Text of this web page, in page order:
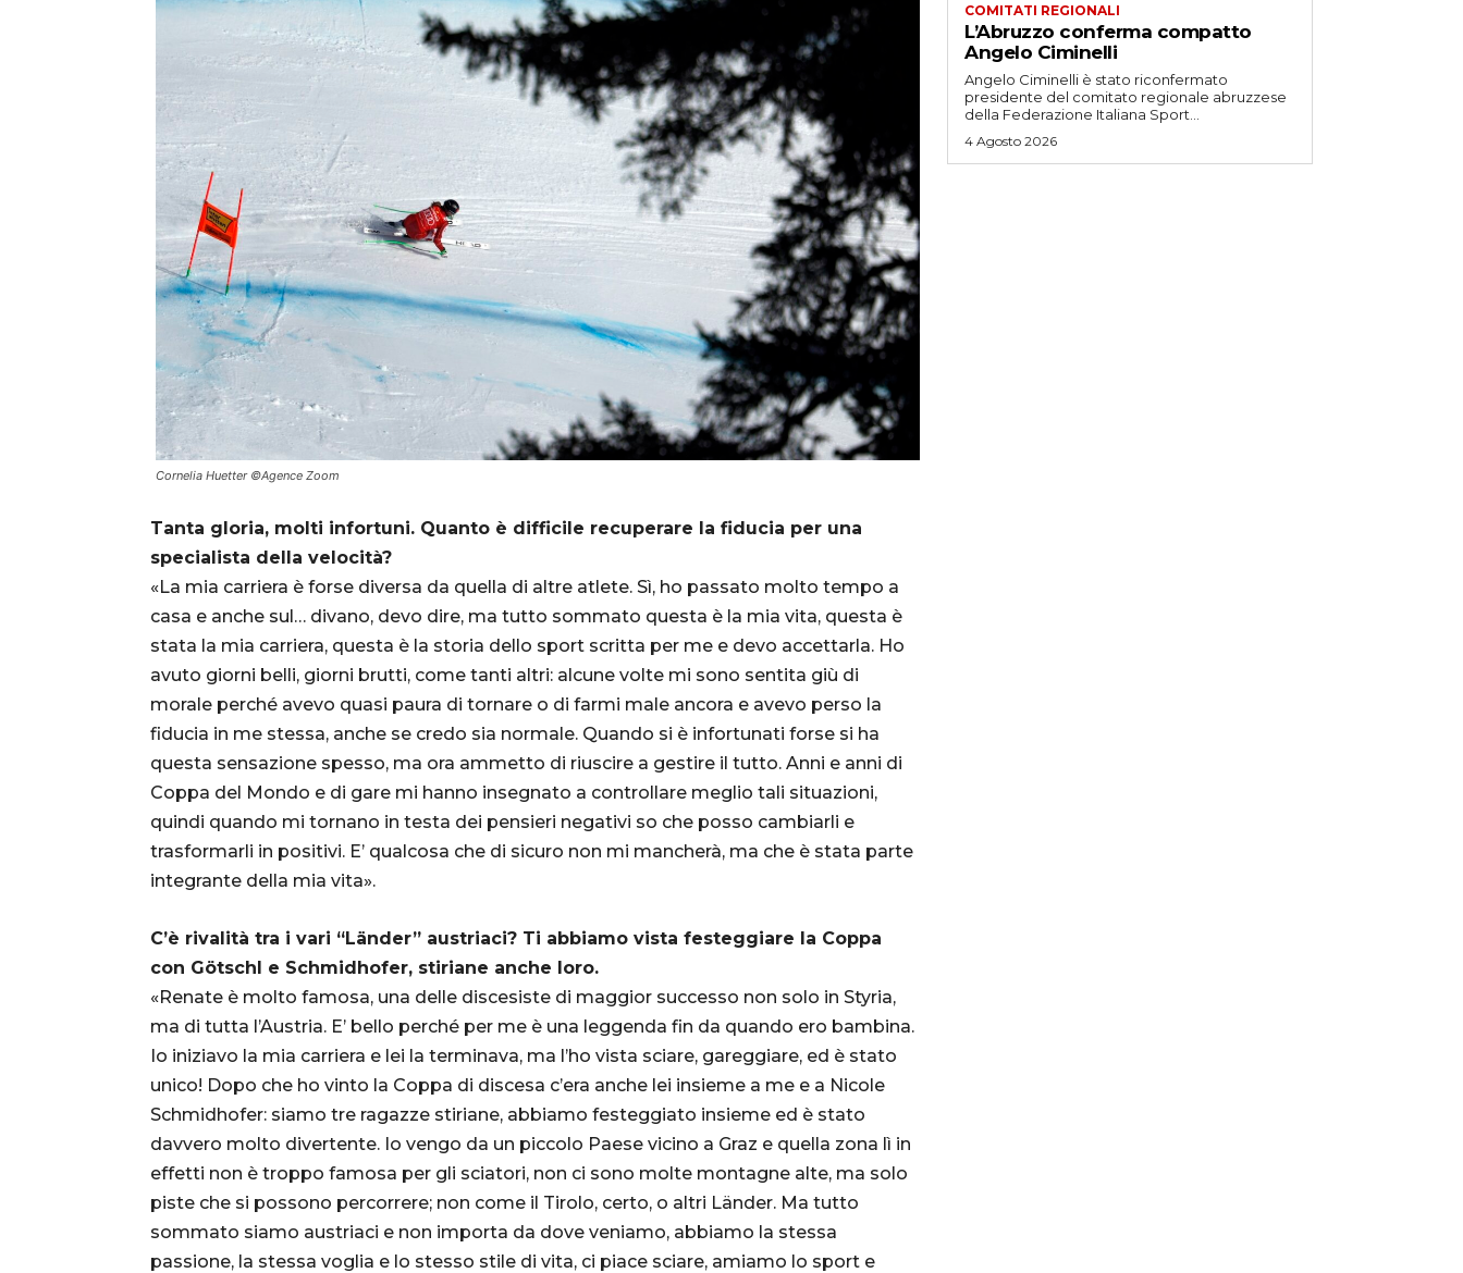
Cornelia Huetter ©Agence Zoom
Tanta gloria, molti infortuni. Quanto è difficile recuperare la fiducia per una
specialista della velocità?
«La mia carriera è forse diversa da quella di altre atlete. Sì, ho passato molto tempo a
casa e anche sul… divano, devo dire, ma tutto sommato questa è la mia vita, questa è
stata la mia carriera, questa è la storia dello sport scritta per me e devo accettarla. Ho
avuto giorni belli, giorni brutti, come tanti altri: alcune volte mi sono sentita giù di
morale perché avevo quasi paura di tornare o di farmi male ancora e avevo perso la
fiducia in me stessa, anche se credo sia normale. Quando si è infortunati forse si ha
questa sensazione spesso, ma ora ammetto di riuscire a gestire il tutto. Anni e anni di
Coppa del Mondo e di gare mi hanno insegnato a controllare meglio tali situazioni,
quindi quando mi tornano in testa dei pensieri negativi so che posso cambiarli e
trasformarli in positivi. E’ qualcosa che di sicuro non mi mancherà, ma che è stata parte
integrante della mia vita».
C’è rivalità tra i vari “Länder” austriaci? Ti abbiamo vista festeggiare la Coppa
con Götschl e Schmidhofer, stiriane anche loro.
«Renate è molto famosa, una delle discesiste di maggior successo non solo in Styria,
ma di tutta l’Austria. E’ bello perché per me è una leggenda fin da quando ero bambina.
Io iniziavo la mia carriera e lei la terminava, ma l’ho vista sciare, gareggiare, ed è stato
unico! Dopo che ho vinto la Coppa di discesa c’era anche lei insieme a me e a Nicole
Schmidhofer: siamo tre ragazze stiriane, abbiamo festeggiato insieme ed è stato
davvero molto divertente. Io vengo da un piccolo Paese vicino a Graz e quella zona lì in
effetti non è troppo famosa per gli sciatori, non ci sono molte montagne alte, ma solo
piste che si possono percorrere; non come il Tirolo, certo, o altri Länder. Ma tutto
sommato siamo austriaci e non importa da dove veniamo, abbiamo la stessa
passione, la stessa voglia e lo stesso stile di vita, ci piace sciare, amiamo lo sport e
COMITATI REGIONALI
L’Abruzzo conferma compatto
Angelo Ciminelli
Angelo Ciminelli è stato riconfermato
presidente del comitato regionale abruzzese
della Federazione Italiana Sport...
4 Agosto 2026